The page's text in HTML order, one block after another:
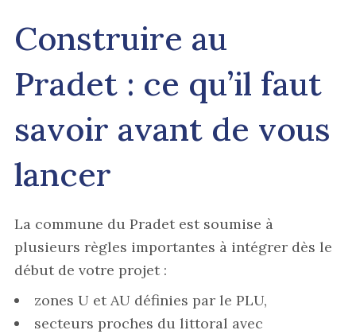
Construire au
Pradet : ce qu’il faut
savoir avant de vous
lancer
La commune du Pradet est soumise à
plusieurs règles importantes à intégrer dès le
début de votre projet :
zones U et AU définies par le PLU,
secteurs proches du littoral avec